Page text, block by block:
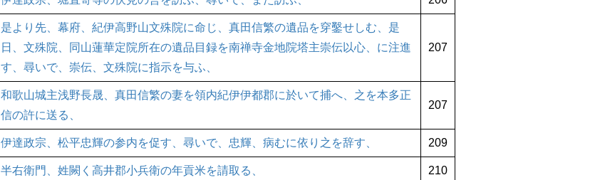
是より先、幕府、紀伊高野山文殊院に命じ、真田信繁の遺品を穿鑿せしむ、是
日、文殊院、同山蓮華定院所在の遺品目録を南禅寺金地院塔主崇伝以心、に注進
す、尋いで、崇伝、文殊院に指示を与ふ、
207
和歌山城主浅野長晟、真田信繁の妻を領内紀伊伊都郡に於いて捕へ、之を本多正
信の許に送る、
207
伊達政宗、松平忠輝の参内を促す、尋いで、忠輝、病むに依り之を辞す、 209
半右衛門、姓闕く高井郡小兵衛の年貢米を請取る、 210